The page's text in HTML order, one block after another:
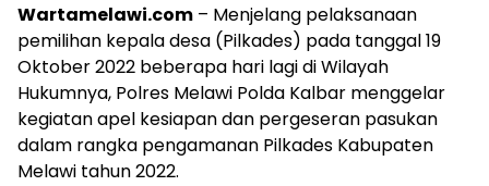
Wartamelawi.com – Menjelang pelaksanaan
pemilihan kepala desa (Pilkades) pada tanggal 19
Oktober 2022 beberapa hari lagi di Wilayah
Hukumnya, Polres Melawi Polda Kalbar menggelar
kegiatan apel kesiapan dan pergeseran pasukan
dalam rangka pengamanan Pilkades Kabupaten
Melawi tahun 2022.